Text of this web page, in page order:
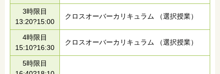
3時限目
13:20?15:00
クロスオーバーカリキュラム （選択授業）
4時限目
15:10?16:30
クロスオーバーカリキュラム （選択授業）
5時限目